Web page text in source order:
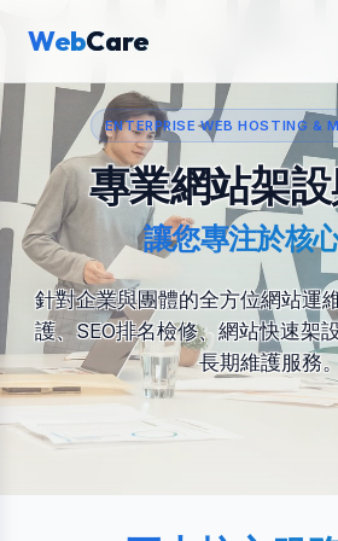
WebCare
ENTERPRISE WEB HOSTING &
專業網站架
讓您專注於核
針對企業與團體的全方位網站運
護、SEO排名檢修、網站快速架
長期維護服務